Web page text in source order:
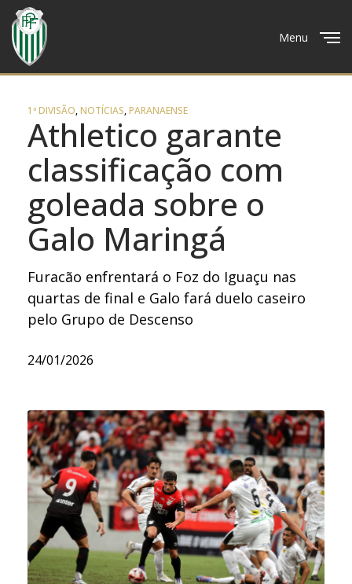
Menu
1ª DIVISÃO,NOTÍCIAS,PARANAENSE
Athletico garante
classificação com
goleada sobre o
Galo Maringá
Furacão enfrentará o Foz do Iguaçu nas
quartas de final e Galo fará duelo caseiro
pelo Grupo de Descenso
24/01/2026